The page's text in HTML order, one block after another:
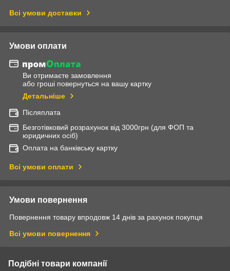
Всі умови доставки
Умови оплати
Ви отримаєте замовлення
або гроші повернуться на вашу картку
Детальніше
Післяплата
Безготівковий розрахунок від 3000грн (для ФОП та
юридичних осіб)
Оплата на банківську картку
Всі умови оплати
Умови повернення
Повернення товару впродовж 14 днів за рахунок покупця
Всі умови повернення
Подібні товари компанії